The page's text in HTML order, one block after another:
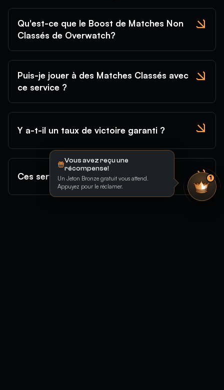
Qu'est-ce que le Boost de Matches Non
Classés de Overwatch?
Puis-je jouer à des Matches Classés avec
ce service ?
Y a-t-il un taux de victoire garanti ?
Ces services sont-ils sûrs ?
Vous avez reçu une
récompense!
Un Jeton Bronze gratuit vous attend.
Appuyez pour le réclamer.
1